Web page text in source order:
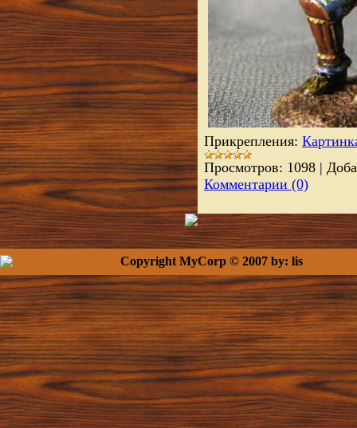
Прикрепления:
Просмотров: 1098 |
Комментарии (0)
Copyright MyCorp © 2007 by: lis